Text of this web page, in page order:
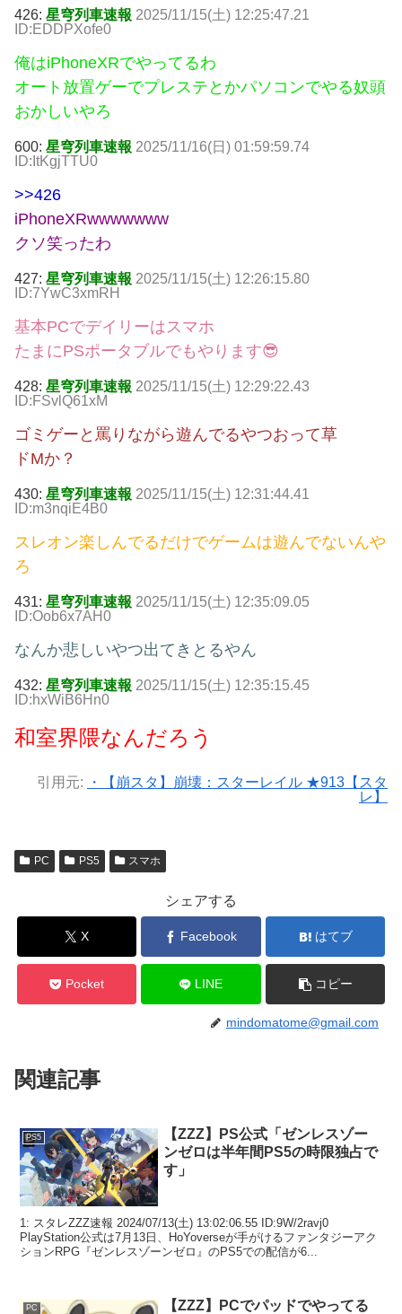
426: 星穹列車速報 2025/11/15(土) 12:25:47.21
ID:EDDPXofe0
俺はiPhoneXRでやってるわ
オート放置ゲーでプレステとかパソコンでやる奴頭
おかしいやろ
600: 星穹列車速報 2025/11/16(日) 01:59:59.74
ID:ItKgjTTU0
>>426
iPhoneXRwwwwwww
クソ笑ったわ
427: 星穹列車速報 2025/11/15(土) 12:26:15.80
ID:7YwC3xmRH
基本PCでデイリーはスマホ
たまにPSポータブルでもやります😎
428: 星穹列車速報 2025/11/15(土) 12:29:22.43
ID:FSvlQ61xM
ゴミゲーと罵りながら遊んでるやつおって草
ドMか？
430: 星穹列車速報 2025/11/15(土) 12:31:44.41
ID:m3nqiE4B0
スレオン楽しんでるだけでゲームは遊んでないんや
ろ
431: 星穹列車速報 2025/11/15(土) 12:35:09.05
ID:Oob6x7AH0
なんか悲しいやつ出てきとるやん
432: 星穹列車速報 2025/11/15(土) 12:35:15.45
ID:hxWiB6Hn0
和室界隈なんだろう
引用元:
・【崩スタ】崩壊：スターレイル ★913【スタ
レ】
PC PS5 スマホ
シェアする
X Facebook はてブ
Pocket LINE コピー
mindomatome@gmail.com
関連記事
PS5
【ZZZ】PS公式「ゼンレスゾー
ンゼロは半年間PS5の時限独占で
す」
1: スタレZZZ速報 2024/07/13(土) 13:02:06.55 ID:9W/2ravj0
PlayStation公式は7月13日、HoYoverseが手がけるファンタジーアク
ションRPG『ゼンレスゾーンゼロ』のPS5での配信が6...
PC
【ZZZ】PCでパッドでやってる